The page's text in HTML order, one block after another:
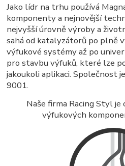
Jako lídr na trhu používá
komponenty a nejnovější
nejvyšší úrovně výroby a
sahá od katalyzátorů po plně
výfukové systémy až po
pro stavbu výfuků, které lze
jakoukoli aplikaci. Společnost
9001.
Naše firma Racing Styl
výfukových